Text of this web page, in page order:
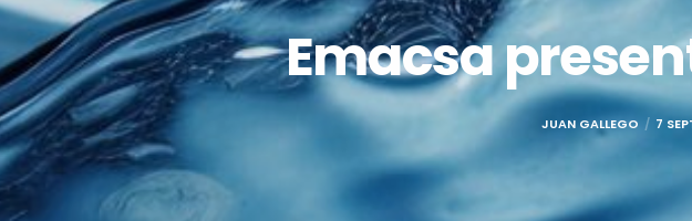
Emacsa
JUAN GALLEGO 7